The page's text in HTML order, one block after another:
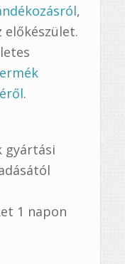
,
előkészület.
.
gyártási
1 napon